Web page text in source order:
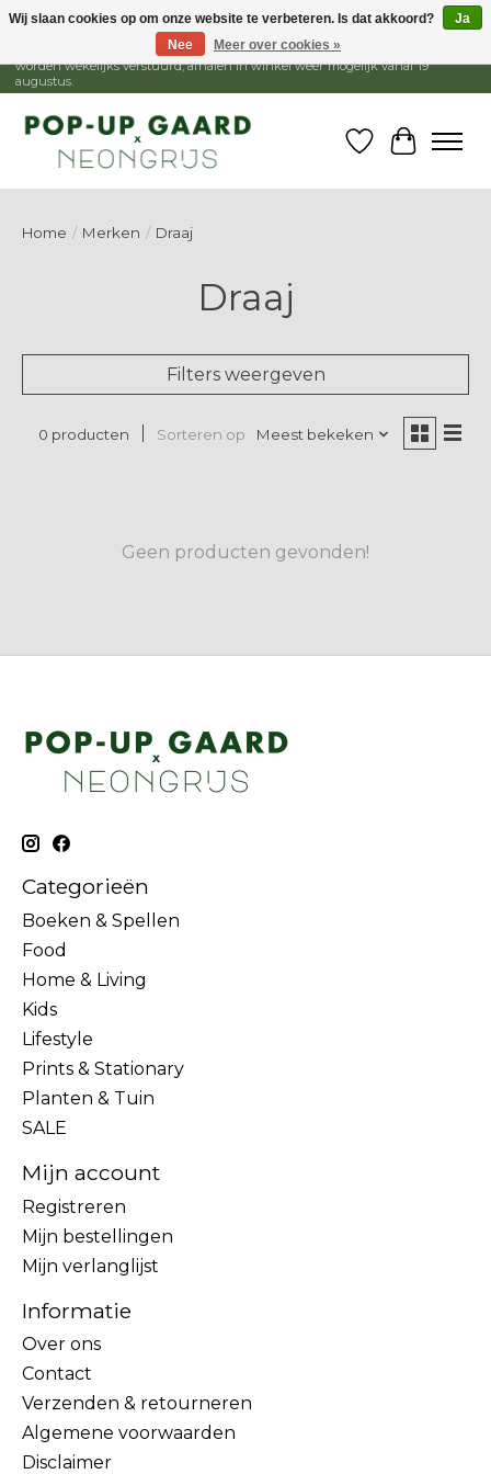
1 - 15 augustus is de winkel gesloten, webshop blijft open. Bestellingen
worden wekelijks verstuurd, afhalen in winkel weer mogelijk vanaf 19
augustus.
Verlanglijst
Home / Merken / Draaj
Draaj
Filters weergeven
0 producten Sorteren op Meest bekeken
Geen producten gevonden!
Categorieën
Boeken & Spellen
Food
Home & Living
Kids
Lifestyle
Prints & Stationary
Planten & Tuin
SALE
Mijn account
Registreren
Mijn bestellingen
Mijn verlanglijst
Informatie
Over ons
Contact
Verzenden & retourneren
Algemene voorwaarden
Disclaimer
Wij slaan cookies op om onze website te verbeteren. Is dat akkoord?
Ja
Nee
Meer over cookies »